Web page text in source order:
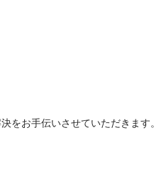
をお手伝いさせていただきます。